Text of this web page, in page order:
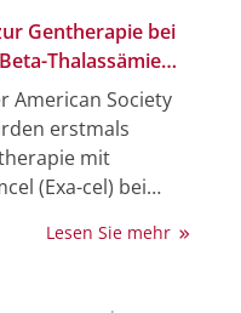
Armamentarium
im Podcast
Gentherapie bei
Thalassämie
American Society
erstmals
mit
(Exa-cel) bei
(SCD) oder
Lesen Sie mehr